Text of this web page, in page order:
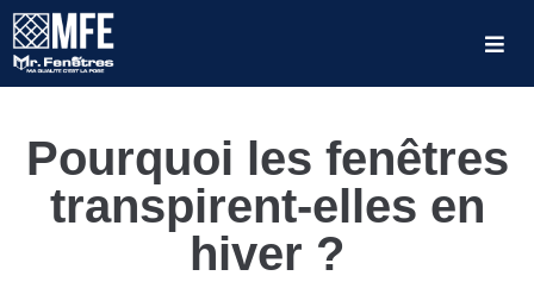
Pourquoi les fenêtres
transpirent-elles en
hiver ?